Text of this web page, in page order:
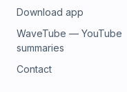
απόπειρα, τη νέα
Πέφτει, που γυρίστηκε
κινηματογράφους
Download app
WaveTube — YouTube
summaries
Contact